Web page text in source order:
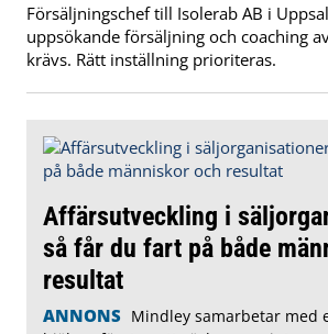
Försäljningschef till Isolerab AB i
uppsökande försäljning och coaching
krävs. Rätt inställning prioriteras.
Affärsutveckling i
så får du fart på både
resultat
ANNONS Mindley samarbetar med